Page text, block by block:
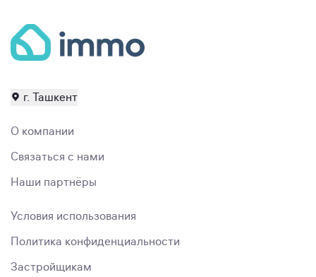
г. Ташкент
О компании
Связаться с нами
Наши партнёры
Условия использования
Политика конфиденциальности
Застройщикам